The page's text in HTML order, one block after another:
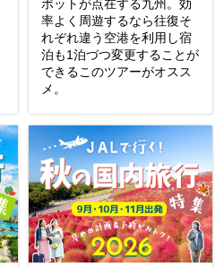
ポットが点在する九州。効
率よく周遊するなら往復そ
れぞれ違う空港を利用し宿
泊も1泊づつ変更することが
できるこのツアーがオスス
メ。